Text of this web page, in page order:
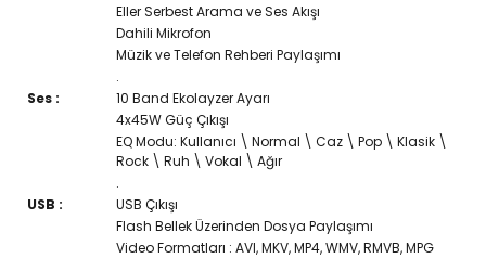
Eller Serbest Arama ve Ses Akışı
Dahili Mikrofon
Müzik ve Telefon Rehberi Paylaşımı
.
Ses :
10 Band Ekolayzer Ayarı
4x45W Güç Çıkışı
EQ Modu: Kullanıcı \ Normal \ Caz \ Pop \ Klasik \
Rock \ Ruh \ Vokal \ Ağır
.
USB :
USB Çıkışı
Flash Bellek Üzerinden Dosya Paylaşımı
Video Formatları : AVI, MKV, MP4, WMV, RMVB, MPG